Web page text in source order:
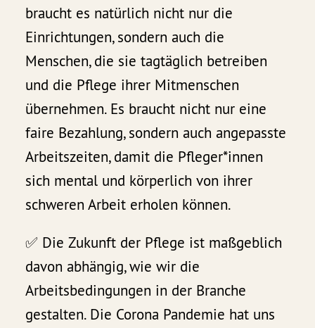
braucht es natürlich nicht nur die
Einrichtungen, sondern auch die
Menschen, die sie tagtäglich betreiben
und die Pflege ihrer Mitmenschen
übernehmen. Es braucht nicht nur eine
faire Bezahlung, sondern auch angepasste
Arbeitszeiten, damit die Pfleger*innen
sich mental und körperlich von ihrer
schweren Arbeit erholen können.
✅ Die Zukunft der Pflege ist maßgeblich
davon abhängig, wie wir die
Arbeitsbedingungen in der Branche
gestalten. Die Corona Pandemie hat uns